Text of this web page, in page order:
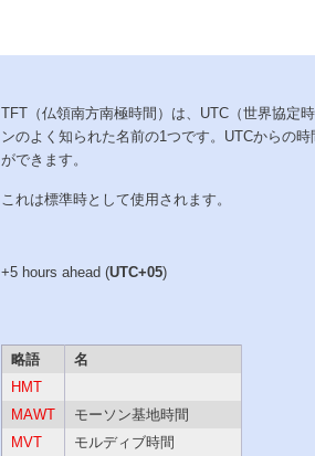
TFT（仏領南方南極時間）は、UTC（世界協定
ンのよく知られた名前の1つです。UTCからの
ができます。
これは標準時として使用されます。
+5 hours ahead (UTC+05)
略語
名
HMT
MAWT
モーソン基地時間
MVT
モルディブ時間